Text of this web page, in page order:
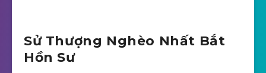
Sử Thượng Nghèo Nhất Bắt
Hồn Sư